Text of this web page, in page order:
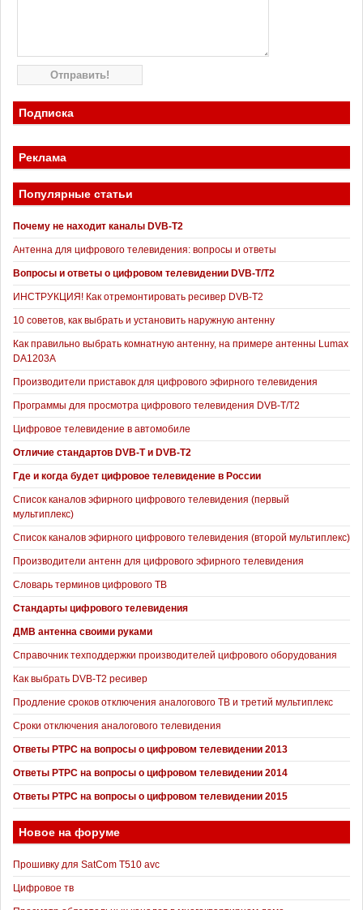
Подписка
Реклама
Популярные статьи
Почему не находит каналы DVB-T2
Антенна для цифрового телевидения: вопросы и ответы
Вопросы и ответы о цифровом телевидении DVB-T/T2
ИНСТРУКЦИЯ! Как отремонтировать ресивер DVB-T2
10 советов, как выбрать и установить наружную антенну
Как правильно выбрать комнатную антенну, на примере антенны Lumax
DA1203А
Производители приставок для цифрового эфирного телевидения
Программы для просмотра цифрового телевидения DVB-T/T2
Цифровое телевидение в автомобиле
Отличие стандартов DVB-T и DVB-T2
Где и когда будет цифровое телевидение в России
Список каналов эфирного цифрового телевидения (первый
мультиплекс)
Список каналов эфирного цифрового телевидения (второй мультиплекс)
Производители антенн для цифрового эфирного телевидения
Словарь терминов цифрового ТВ
Стандарты цифрового телевидения
ДМВ антенна своими руками
Справочник техподдержки производителей цифрового оборудования
Как выбрать DVB-T2 ресивер
Продление сроков отключения аналогового ТВ и третий мультиплекс
Сроки отключения аналогового телевидения
Ответы РТРС на вопросы о цифровом телевидении 2013
Ответы РТРС на вопросы о цифровом телевидении 2014
Ответы РТРС на вопросы о цифровом телевидении 2015
Новое на форуме
Прошивку для SatCom T510 avc
Цифровое тв